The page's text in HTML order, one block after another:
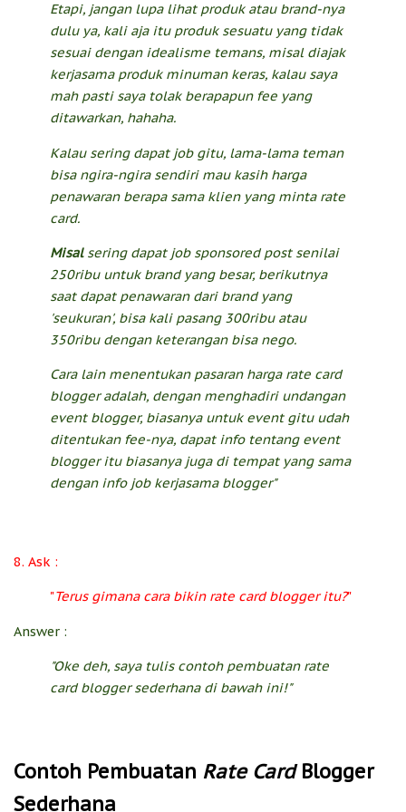
Etapi, jangan lupa lihat produk atau brand-nya
dulu ya, kali aja itu produk sesuatu yang tidak
sesuai dengan idealisme temans, misal diajak
kerjasama produk minuman keras, kalau saya
mah pasti saya tolak berapapun fee yang
ditawarkan, hahaha.
Kalau sering dapat job gitu, lama-lama teman
bisa ngira-ngira sendiri mau kasih harga
penawaran berapa sama klien yang minta rate
card.
Misalsering dapat job sponsored post senilai
250ribu untuk brand yang besar, berikutnya
saat dapat penawaran dari brand yang
'seukuran', bisa kali pasang 300ribu atau
350ribu dengan keterangan bisa nego.
Cara lain menentukan pasaran harga rate card
bloggeradalah, dengan menghadiri undangan
event blogger, biasanya untuk event gitu udah
ditentukan fee-nya, dapat info tentang event
blogger itu biasanya juga di tempat yang sama
dengan info job kerjasama blogger"
8. Ask :
"Terus gimana cara bikin rate card blogger itu?"
Answer :
"Oke deh, saya tulis contoh pembuatan rate
card blogger sederhana di bawah ini!"
Contoh Pembuatan Rate CardBlogger
Sederhana